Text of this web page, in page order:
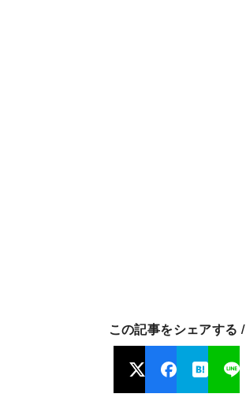
この記事をシェアする /